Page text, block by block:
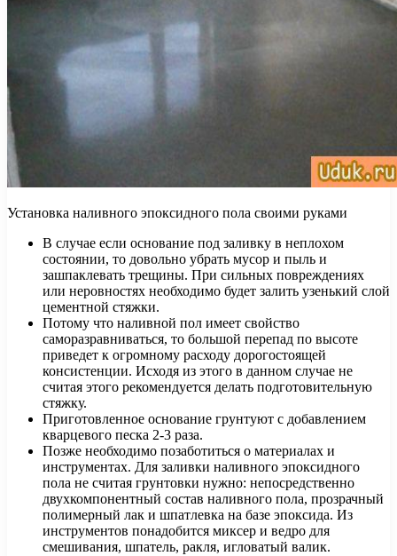
Установка наливного эпоксидного пола своими руками
В случае если основание под заливку в неплохом
состоянии, то довольно убрать мусор и пыль и
зашпаклевать трещины. При сильных повреждениях
или неровностях необходимо будет залить узенький слой
цементной стяжки.
Потому что наливной пол имеет свойство
саморазравниваться, то большой перепад по высоте
приведет к огромному расходу дорогостоящей
консистенции. Исходя из этого в данном случае не
считая этого рекомендуется делать подготовительную
стяжку.
Приготовленное основание грунтуют с добавлением
кварцевого песка 2-3 раза.
Позже необходимо позаботиться о материалах и
инструментах. Для заливки наливного эпоксидного
пола не считая грунтовки нужно: непосредственно
двухкомпонентный состав наливного пола, прозрачный
полимерный лак и шпатлевка на базе эпоксида. Из
инструментов понадобится миксер и ведро для
смешивания, шпатель, ракля, игловатый валик.